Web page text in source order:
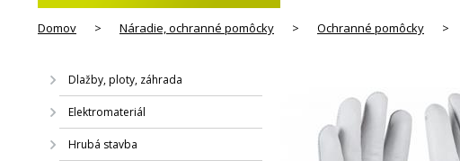
Domov > Náradie, ochranné pomôcky > Ochranné pomôcky >
Dlažby, ploty, záhrada
Elektromateriál
Hrubá stavba